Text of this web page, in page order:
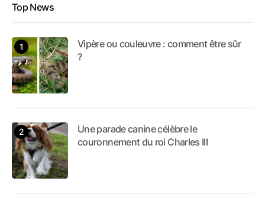
Top News
Vipère ou couleuvre : comment être sûr
?
Une parade canine célèbre le
couronnement du roi Charles III